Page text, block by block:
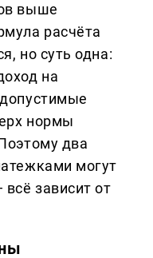
выше
расчёта
но суть одна:
на
нормы
два
могут
зависит от